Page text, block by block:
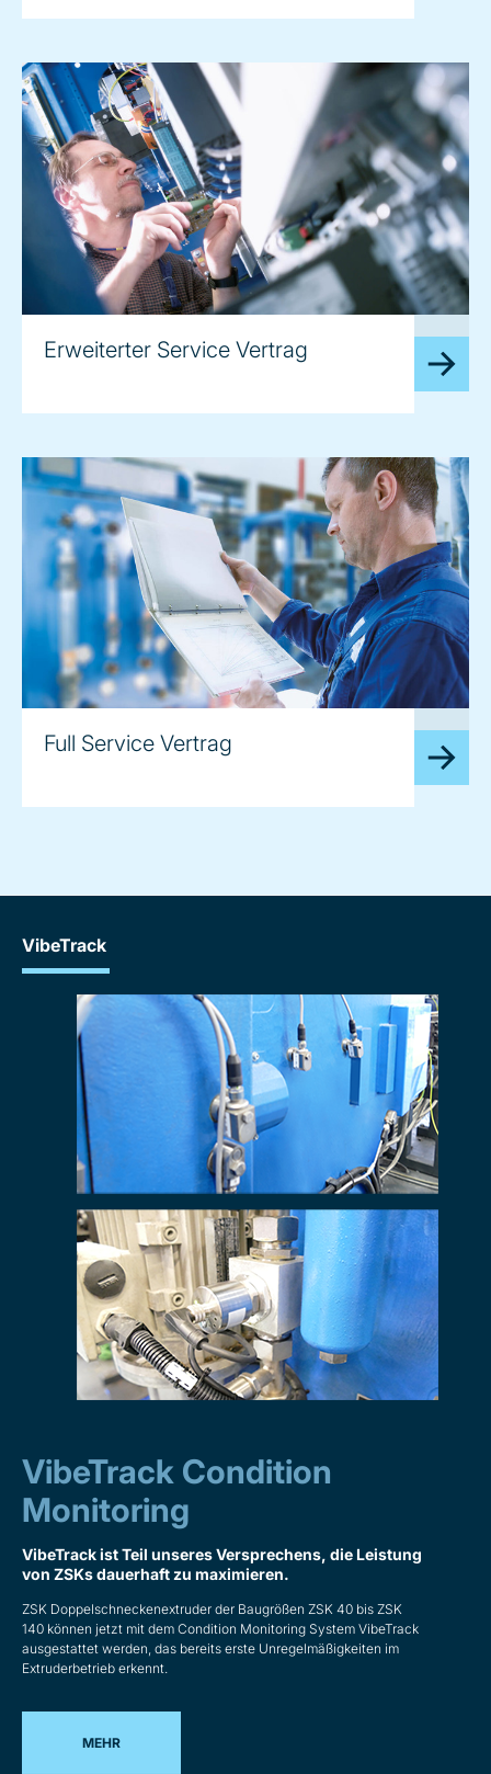
Erweiterter Service Vertrag
Full Service Vertrag
VibeTrack
VibeTrack Condition
Monitoring
VibeTrack ist Teil unseres Versprechens, die Leistung
von ZSKs dauerhaft zu maximieren.
ZSK Doppelschneckenextruder der Baugrößen ZSK 40 bis ZSK
140 können jetzt mit dem Condition Monitoring System VibeTrack
ausgestattet werden, das bereits erste Unregelmäßigkeiten im
Extruderbetrieb erkennt.
MEHR